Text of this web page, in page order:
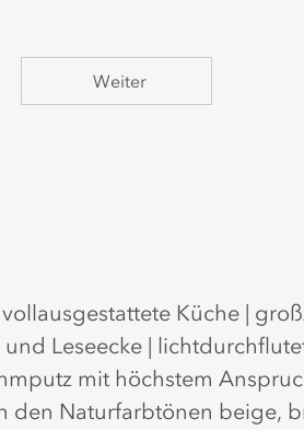
Küche |
Leseecke |
mit höchstem
den Naturfarbtönen beige,